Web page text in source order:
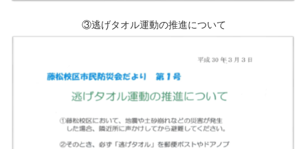
③逃げタオル運動の推進について